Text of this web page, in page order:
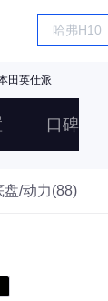
田英仕派
口碑
盘/动力(88)